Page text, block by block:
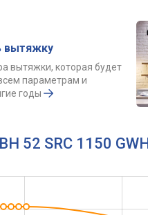
вытяжку
вытяжки, которая будет
параметрам и
годы
52 SRC 1150 GWH